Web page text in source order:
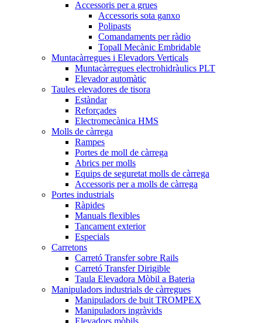
Accessoris per a grues
Accessoris sota ganxo
Polipasts
Comandaments per ràdio
Topall Mecànic Embridable
Muntacàrregues i Elevadors Verticals
Muntacàrregues electrohidràulics PLT
Elevador automàtic
Taules elevadores de tisora
Estàndar
Reforçades
Electromecànica HMS
Molls de càrrega
Rampes
Portes de moll de càrrega
Abrics per molls
Equips de seguretat molls de càrrega
Accessoris per a molls de càrrega
Portes industrials
Ràpides
Manuals flexibles
Tancament exterior
Especials
Carretons
Carretó Transfer sobre Rails
Carretó Transfer Dirigible
Taula Elevadora Mòbil a Bateria
Manipuladors industrials de càrregues
Manipuladors de buit TROMPEX
Manipuladors ingràvids